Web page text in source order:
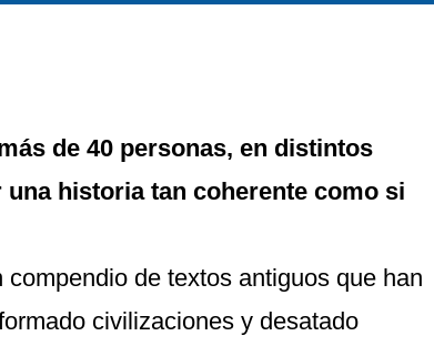
de 40 personas, en distintos
historia tan coherente como si
de textos antiguos que han
civilizaciones y desatado